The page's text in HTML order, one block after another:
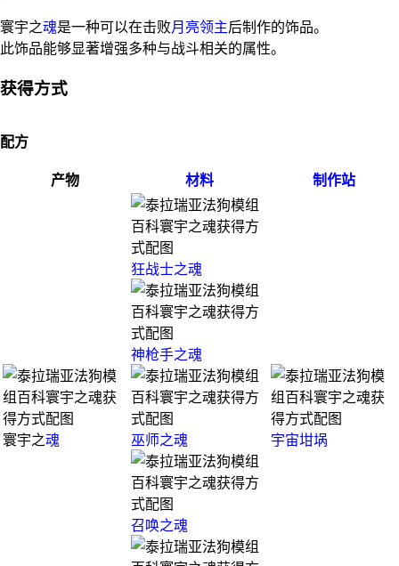
寰宇之魂是一种可以在击败月亮领主后制作的饰品。
此饰品能够显著增强多种与战斗相关的属性。
获得方式
配方
产物 材料 制作站
寰宇之魂
狂战士之魂
神枪手之魂
巫师之魂
召唤之魂
宇宙坩埚